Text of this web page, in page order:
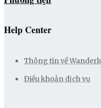
Help Center
Thông tin về
Điều khoản dịch vụ